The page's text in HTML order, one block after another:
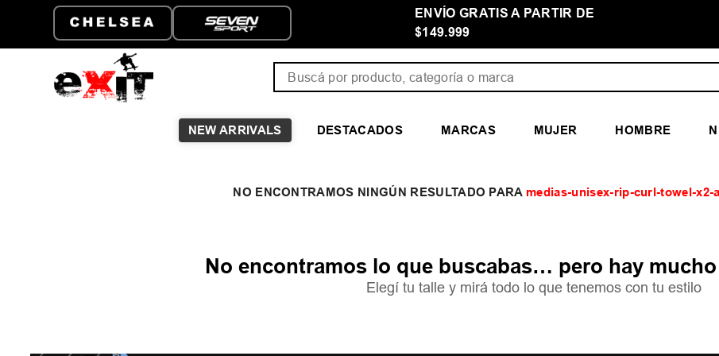
ENVÍO GRATIS A PARTIR DE
$149.999
NEW ARRIVALS DESTACADOS MARCAS MUJER HOMBRE
medias-unisex-rip-curl-towel-x2-
No encontramos lo que buscabas… pero hay
Elegí tu talle y mirá todo lo que tenemos con tu estilo